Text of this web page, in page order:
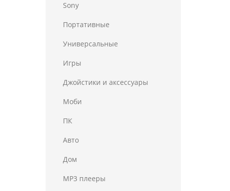
Sony
Портативные
Универсальные
Игры
Джойстики и аксессуары
Моби
ПК
Авто
Дом
MP3 плееры